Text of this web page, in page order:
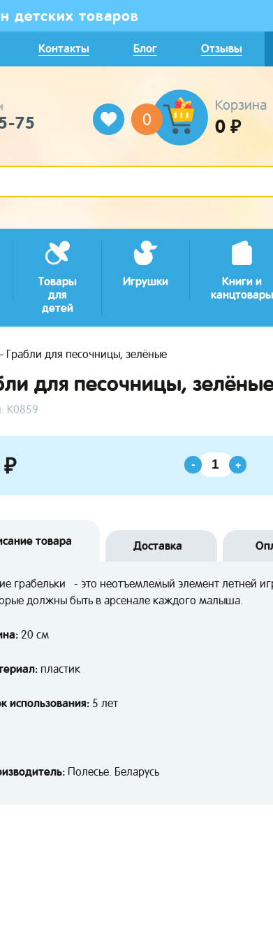
детских товаров
Контакты Блог Отзывы
75 0
Корзина
0 ₽
Товары
для
детей
Игрушки
Книги и
канцтовары
Грабли для песочницы, зелёные
для песочницы,
К0859
₽ - +
товара Доставка
грабельки - это неотъемлемый элемент летней
должны быть в арсенале каждого малыша.
20 см
пластик
использования: 5 лет
Полесье. Беларусь